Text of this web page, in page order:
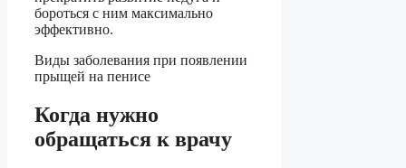
бороться с ним максимально
эффективно.
Виды заболевания при появлении
прыщей на пенисе
Когда нужно
обращаться к врачу